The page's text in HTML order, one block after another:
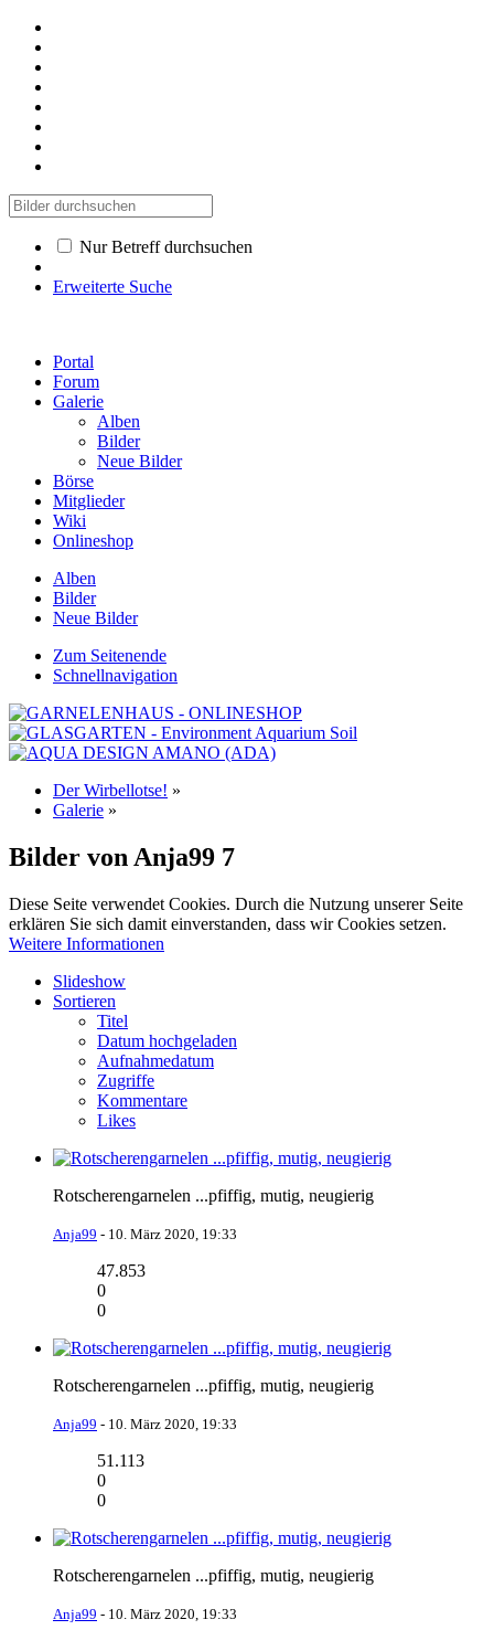
Nur Betreff durchsuchen
Erweiterte Suche
Portal
Forum
Galerie
Alben
Bilder
Neue Bilder
Börse
Mitglieder
Wiki
Onlineshop
Alben
Bilder
Neue Bilder
Zum Seitenende
Schnellnavigation
Der Wirbellotse! »
Galerie »
Bilder von Anja99 7
Diese Seite verwendet Cookies. Durch die Nutzung unserer Seite
erklären Sie sich damit einverstanden, dass wir Cookies setzen.
Weitere Informationen
Slideshow
Sortieren
Titel
Datum hochgeladen
Aufnahmedatum
Zugriffe
Kommentare
Likes
Rotscherengarnelen ...pfiffig, mutig, neugierig
Anja99 - 10. März 2020, 19:33
47.853
0
0
Rotscherengarnelen ...pfiffig, mutig, neugierig
Anja99 - 10. März 2020, 19:33
51.113
0
0
Rotscherengarnelen ...pfiffig, mutig, neugierig
Anja99 - 10. März 2020, 19:33